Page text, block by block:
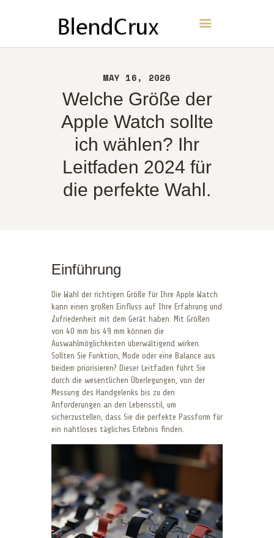
MAY 16, 2026
Welche Größe der
Apple Watch sollte
ich wählen? Ihr
Leitfaden 2024 für
die perfekte Wahl.
BlendCrux
ÜBER UNS
KONTAKT
RICHTLINIEN
DEUTSCH
Einführung
Die Wahl der richtigen Größe für Ihre Apple Watch
kann einen großen Einfluss auf Ihre Erfahrung und
Zufriedenheit mit dem Gerät haben. Mit Größen
von 40 mm bis 49 mm können die
Auswahlmöglichkeiten überwältigend wirken.
Sollten Sie Funktion, Mode oder eine Balance aus
beidem priorisieren? Dieser Leitfaden führt Sie
durch die wesentlichen Überlegungen, von der
Messung des Handgelenks bis zu den
Anforderungen an den Lebensstil, um
sicherzustellen, dass Sie die perfekte Passform für
ein nahtloses tägliches Erlebnis finden.